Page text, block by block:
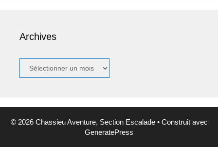
Archives
© 2026 Chassieu Aventure, Section Escalade• Construit avec
GeneratePress